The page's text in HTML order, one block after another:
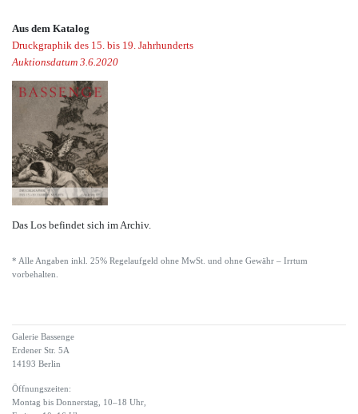
Aus dem Katalog
Druckgraphik des 15. bis 19. Jahrhunderts
Auktionsdatum 3.6.2020
Das Los befindet sich im Archiv.
* Alle Angaben inkl. 25% Regelaufgeld ohne MwSt. und ohne Gewähr – Irrtum
vorbehalten.
Galerie Bassenge
Erdener Str. 5A
14193 Berlin
Öffnungszeiten:
Montag bis Donnerstag, 10–18 Uhr,